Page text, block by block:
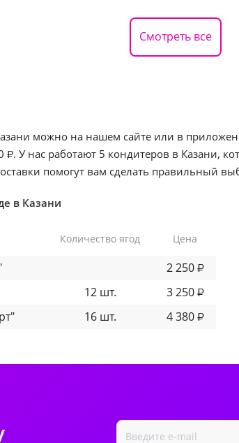
Смотреть все
можно на нашем сайте или в
₽. У нас работают 5 кондитеров в Казани,
помогут вам сделать правильный
в Казани
Количество ягод Цена
2 250₽
12 шт. 3 250₽
16 шт. 4 380₽